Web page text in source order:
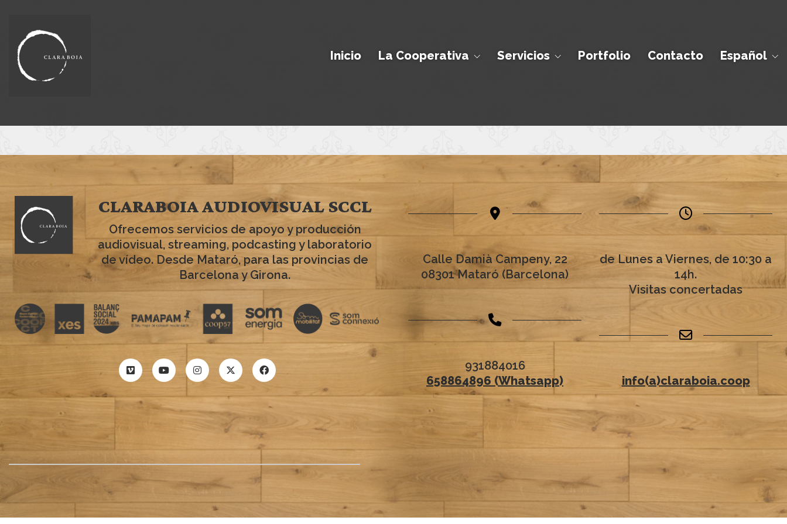
Inicio La Cooperativa Servicios Portfolio Contacto Español
CLARABOIA AUDIOVISUAL SCCL
Ofrecemos servicios de apoyo y producción
audiovisual, streaming, podcasting y laboratorio
de vídeo. Desde Mataró, para las provincias de
Barcelona y Girona.
Calle Damià Campeny, 22
08301 Mataró (Barcelona)
931884016
658864896 (Whatsapp)
de Lunes a Viernes, de 10:30 a
14h.
Visitas concertadas
info(a)claraboia.coop